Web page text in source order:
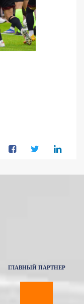
ГЛАВНЫЙ ПАРТНЕР